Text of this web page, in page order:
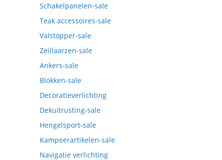
Schakelpanelen-sale
Teak accessoires-sale
Valstopper-sale
Zeillaarzen-sale
Ankers-sale
Blokken-sale
Decoratieverlichting
Dekuitrusting-sale
Hengelsport-sale
Kampeerartikelen-sale
Navigatie verlichting